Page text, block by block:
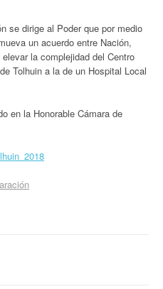
se dirige al Poder que por medio
un acuerdo entre Nación,
la complejidad del Centro
Tolhuin a la de un Hospital Local
en la Honorable Cámara de